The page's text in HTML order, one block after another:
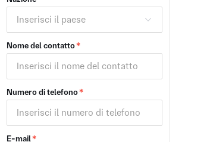
Nome del contatto*
Numero di telefono*
E-mail*